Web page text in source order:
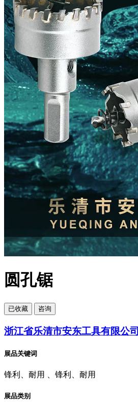
圆孔锯
已收藏 咨询
浙江省乐清市安东工具有限公司
展品关键词
锋利、耐用 、锋利、耐用
展品类别